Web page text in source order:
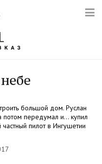
большой дом. Руслан
передумал и… купил
пилот в Ингушетии